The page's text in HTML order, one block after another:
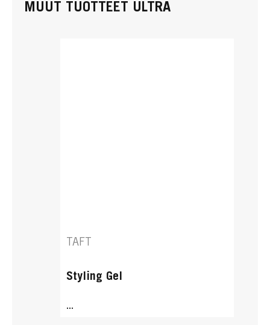
MUUT TUOTTEET ULTRA
TAFT
Styling Gel
...